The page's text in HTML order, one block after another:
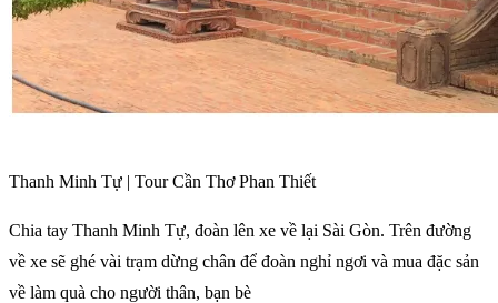
Thanh Minh Tự | Tour Cần Thơ Phan Thiết
Chia tay Thanh Minh Tự, đoàn lên xe về lại Sài Gòn. Trên đường
về xe sẽ ghé vài trạm dừng chân để đoàn nghỉ ngơi và mua đặc sản
về làm quà cho người thân, bạn bè